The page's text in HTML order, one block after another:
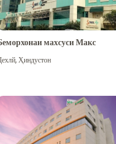
махсуси Макс
,Ҳиндустон